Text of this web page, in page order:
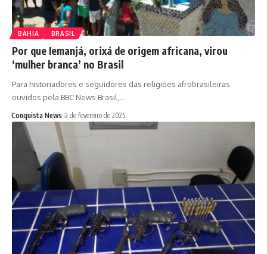
BAHIA BRASIL
Por que Iemanjá, orixá de origem africana, virou
‘mulher branca’ no Brasil
Para historiadores e seguidores das religiões afrobrasileiras
ouvidos pela BBC News Brasil,…
Conquista News 2 de fevereiro de 2025